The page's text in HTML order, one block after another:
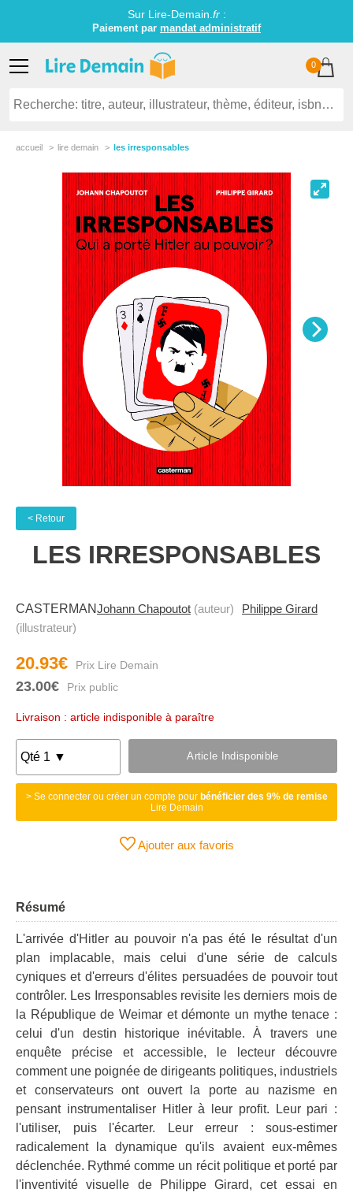
Sur Lire-Demain. fr:
Paiement par mandat administratif
0
accueil lire demain les irresponsables
< Retour
LES IRRESPONSABLES
CASTERMANJohann Chapoutot (auteur)
Philippe Girard
(illustrateur)
20.93€
23.00€
Livraison : article indisponible à paraître
Article Indisponible
> Se connecter ou créer un compte pour bénéficier des 9% de remise
Lire Demain
Ajouter aux favoris
Résumé
L'arrivée d'Hitler au pouvoir n'a pas été le résultat d'un
plan implacable, mais celui d'une série de calculs
cyniques et d'erreurs d'élites persuadées de pouvoir tout
contrôler. Les Irresponsables revisite les derniers mois de
la République de Weimar et démonte un mythe tenace :
celui d'un destin historique inévitable. À travers une
enquête précise et accessible, le lecteur découvre
comment une poignée de dirigeants politiques, industriels
et conservateurs ont ouvert la porte au nazisme en
pensant instrumentaliser Hitler à leur profit. Leur pari :
l'utiliser, puis l'écarter. Leur erreur : sous-estimer
radicalement la dynamique qu'ils avaient eux-mêmes
déclenchée. Rythmé comme un récit politique et porté par
l'inventivité visuelle de Philippe Girard, cet essai en